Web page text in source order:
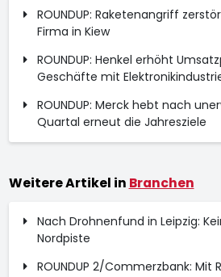
ROUNDUP: Raketenangriff
Firma in Kiew
ROUNDUP: Henkel erhöht
Geschäfte mit
ROUNDUP: Merck hebt nach
Quartal erneut die Jahresziele
Weitere Artikel in Branchen
Nach Drohnenfund in Leipzig:
Nordpiste
ROUNDUP 2/Commerzbank: Mit